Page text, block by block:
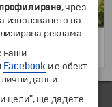
, чрез
използването на
реклама.
наши
Facebook и е обект
данни.
цели", ще дадете